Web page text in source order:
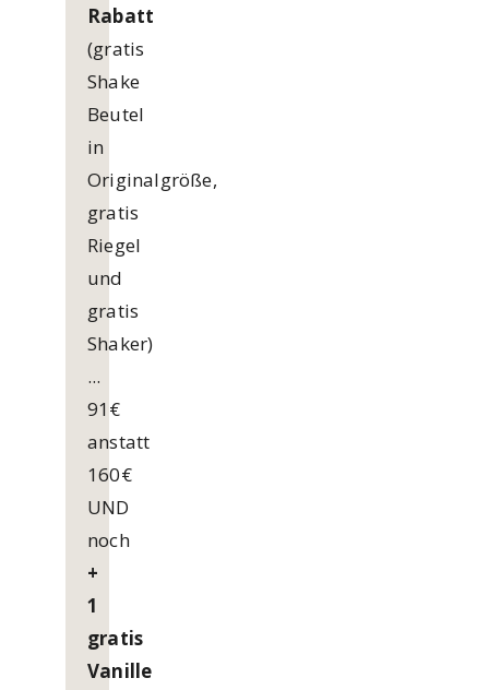
Rabatt
(gratis
Shake
Beutel
in
Originalgröße,
gratis
Riegel
und
gratis
Shaker)
...
91€
anstatt
160€
UND
noch
+
1
gratis
Vanille